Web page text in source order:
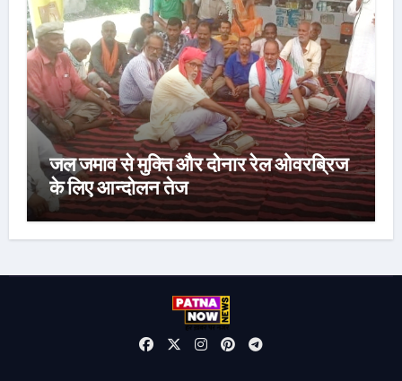
जल जमाव से मुक्ति और दोनार रेल ओवरब्रिज
के लिए आन्दोलन तेज